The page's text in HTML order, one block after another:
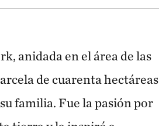
anidada en el área de las
de cuarenta hectáreas
familia. Fue la pasión por